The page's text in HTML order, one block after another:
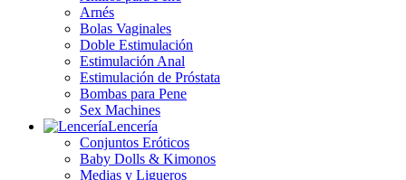
Arnés
Bolas Vaginales
Doble Estimulación
Estimulación Anal
Estimulación de Próstata
Bombas para Pene
Sex Machines
Lencería
Conjuntos Eróticos
Baby Dolls & Kimonos
Medias y Ligueros